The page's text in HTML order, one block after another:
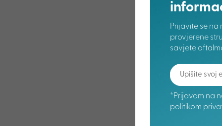
Prijavite se na
provjerene
savjete
*Prijavom na
politikom